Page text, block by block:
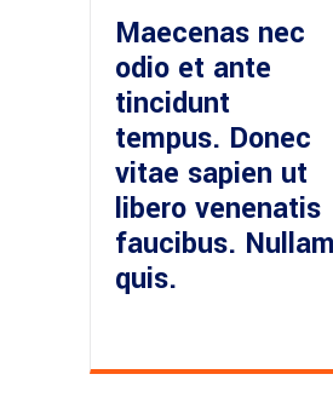
Maecenas nec
odio et ante
tincidunt
tempus. Donec
vitae sapien ut
libero venenatis
faucibus. Nullam
quis.